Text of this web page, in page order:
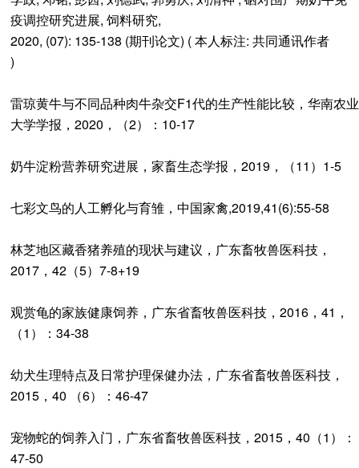
疫调控研究进展, 饲料研究,
2020, (07): 135-138 (期刊论文) ( 本人标注: 共同通讯作者
)
雷琼黄牛与不同品种肉牛杂交F1代的生产性能比较，华南农业
大学学报，2020，（2）：10-17
奶牛淀粉营养研究进展，家畜生态学报，2019，（11）1-5
七彩文鸟的人工孵化与育雏，中国家禽,2019,41(6):55-58
林芝地区藏香猪养殖的现状与建议，广东畜牧兽医科技，
2017，42（5）7-8+19
观赏龟的家族健康饲养，广东省畜牧兽医科技，2016，41，
（1）：34-38
幼犬生理特点及日常护理保健办法，广东省畜牧兽医科技，
2015，40 （6）：46-47
宠物蛇的饲养入门，广东省畜牧兽医科技，2015，40（1）：
47-50